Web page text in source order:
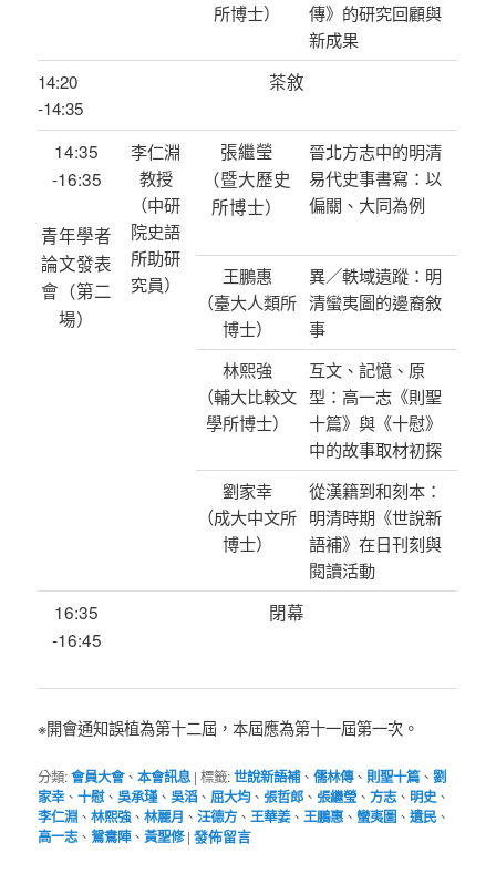
所博士）
傳》的研究回顧與
新成果
14:20
-14:35
茶敘
14:35
-16:35
青年學者
論文發表
會（第二
場）
李仁淵
教授
（中研
院史語
所助研
究員）
張繼瑩
（暨大歷史
所博士）
晉北方志中的明清
易代史事書寫：以
偏關、大同為例
王鵬惠
（臺大人類所
博士）
異／軼域遺蹤：明
清蠻夷圖的邊裔敘
事
林熙強
（輔大比較文
學所博士）
互文、記憶、原
型：高一志《則聖
十篇》與《十慰》
中的故事取材初探
劉家幸
（成大中文所
博士）
從漢籍到和刻本：
明清時期《世說新
語補》在日刊刻與
閱讀活動
16:35
-16:45
閉幕
※開會通知誤植為第十二屆，本屆應為第十一屆第一次。
分類:會員大會、本會訊息 |標籤:世說新語補、儒林傳、 則聖十篇、劉
家幸、十慰、吳承瑾、吳滔 、 屈大均、張哲郎 、張繼瑩 、方志、 明史 、
李仁淵 、林熙強 、林麗月 、汪德方、王華姜、王鵬惠 、蠻夷圖 、遺民 、
高一志、鴛鴦陣、黃聖修 |發佈留言